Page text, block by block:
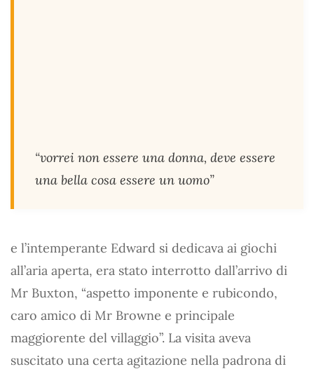
“vorrei non essere una donna, deve essere
una bella cosa essere un uomo”
e l’intemperante Edward si dedicava ai giochi
all’aria aperta, era stato interrotto dall’arrivo di
Mr Buxton, “aspetto imponente e rubicondo,
caro amico di Mr Browne e principale
maggiorente del villaggio”. La visita aveva
suscitato una certa agitazione nella padrona di